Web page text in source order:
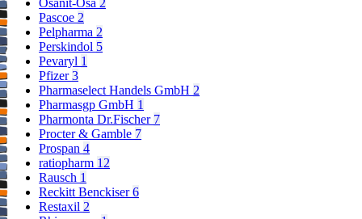
Osanit-Osa 2
Pascoe 2
Pelpharma 2
Perskindol 5
Pevaryl 1
Pfizer3
Pharmaselect Handels GmbH 2
Pharmasgp GmbH 1
Pharmonta Dr.Fischer 7
Procter & Gamble 7
Prospan 4
ratiopharm 12
Rausch 1
Reckitt Benckiser6
Restaxil 2